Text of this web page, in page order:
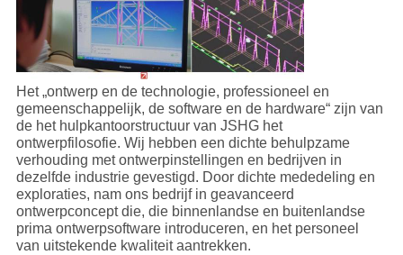
Het „ontwerp en de technologie, professioneel en
gemeenschappelijk, de software en de hardware“ zijn van
de het hulpkantoorstructuur van JSHG het
ontwerpfilosofie. Wij hebben een dichte behulpzame
verhouding met ontwerpinstellingen en bedrijven in
dezelfde industrie gevestigd. Door dichte mededeling en
exploraties, nam ons bedrijf in geavanceerd
ontwerpconcept die, die binnenlandse en buitenlandse
prima ontwerpsoftware introduceren, en het personeel
van uitstekende kwaliteit aantrekken.